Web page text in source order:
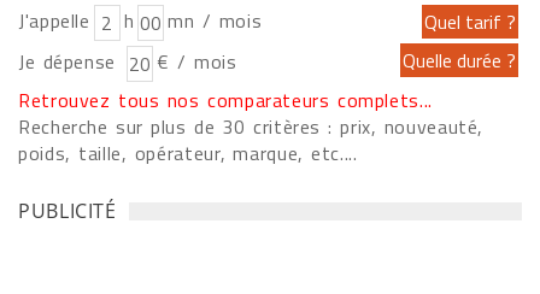
J'appelle h
mn / mois
Je dépense
€ / mois
Retrouvez tous nos comparateurs complets...
Recherche sur plus de 30 critères : prix, nouveauté,
poids, taille, opérateur, marque, etc....
PUBLICITÉ